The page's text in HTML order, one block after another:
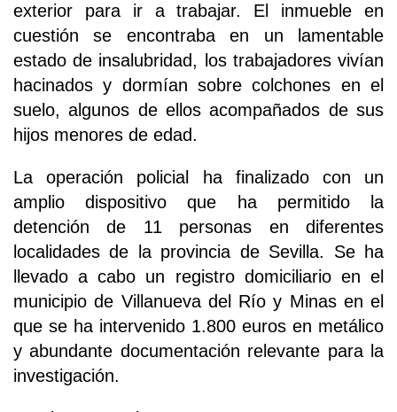
exterior para ir a trabajar. El inmueble en
cuestión se encontraba en un lamentable
estado de insalubridad, los trabajadores vivían
hacinados y dormían sobre colchones en el
suelo, algunos de ellos acompañados de sus
hijos menores de edad.
La operación policial ha finalizado con un
amplio dispositivo que ha permitido la
detención de 11 personas en diferentes
localidades de la provincia de Sevilla. Se ha
llevado a cabo un registro domiciliario en el
municipio de Villanueva del Río y Minas en el
que se ha intervenido 1.800 euros en metálico
y abundante documentación relevante para la
investigación.